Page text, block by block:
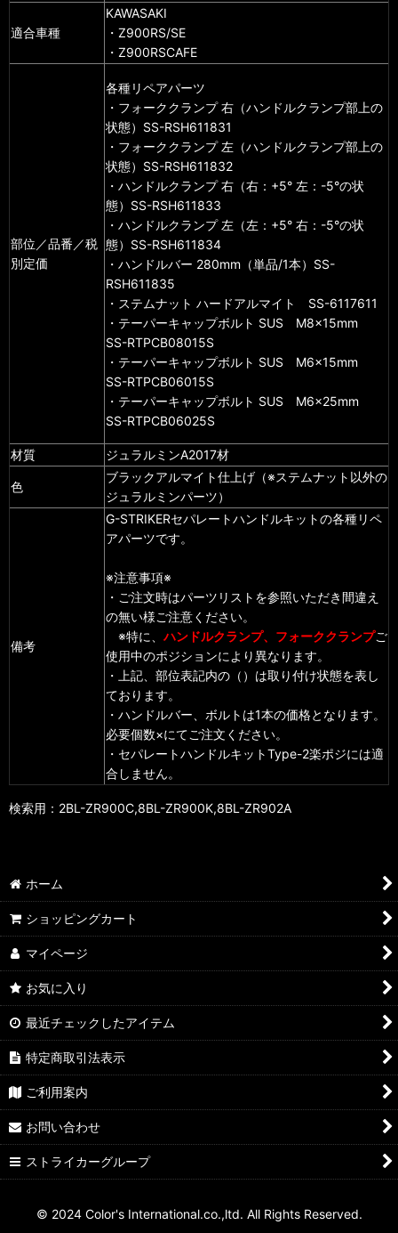
適合車種
KAWASAKI
・Z900RS/SE
・Z900RSCAFE
部位／品番／税
別定価
各種リペアパーツ
・フォーククランプ 右（ハンドルクランプ部上の
状態）SS-RSH611831
・フォーククランプ 左（ハンドルクランプ部上の
状態）SS-RSH611832
・ハンドルクランプ 右（右：+5° 左：-5°の状
態）SS-RSH611833
・ハンドルクランプ 左（左：+5° 右：-5°の状
態）SS-RSH611834
・ハンドルバー 280mm（単品/1本）SS-
RSH611835
・ステムナット ハードアルマイト SS-6117611
・テーパーキャップボルト SUS M8×15mm
SS-RTPCB08015S
・テーパーキャップボルト SUS M6×15mm
SS-RTPCB06015S
・テーパーキャップボルト SUS M6×25mm
SS-RTPCB06025S
材質 ジュラルミンA2017材
色
ブラックアルマイト仕上げ（※ステムナット以外の
ジュラルミンパーツ）
備考
G-STRIKERセパレートハンドルキットの各種リペ
アパーツです。
※注意事項※
・ご注文時はパーツリストを参照いただき間違え
の無い様ご注意ください。
※特に、ハンドルクランプ、フォーククランプご
使用中のポジションにより異なります。
・上記、部位表記内の（）は取り付け状態を表し
ております。
・ハンドルバー、ボルトは1本の価格となります。
必要個数×にてご注文ください。
・セパレートハンドルキットType-2楽ポジには適
合しません。
検索用：2BL-ZR900C,8BL-ZR900K,8BL-ZR902A
ホーム
ショッピングカート
マイページ
お気に入り
最近チェックしたアイテム
特定商取引法表示
ご利用案内
お問い合わせ
ストライカーグループ
© 2024 Color's International.co.,ltd. All Rights Reserved.